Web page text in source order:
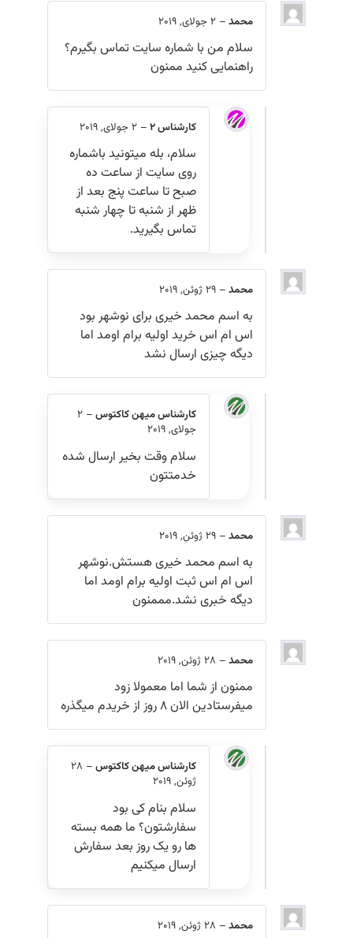
محمد–2 جولای, 2019
سلام من با شماره سایت تماس بگیرم؟
راهنمایی کنید ممنون
کارشناس 2 –2 جولای, 2019
سلام، بله میتونید باشماره
روی سایت از ساعت ده
صبح تا ساعت پنج بعد از
ظهر از شنبه تا چهار شنبه
تماس بگیرید.
محمد–29 ژوئن, 2019
به اسم محمد خیری برای نوشهر بود
اس ام اس خرید اولیه برام اومد اما
دیگه چیزی ارسال نشد
کارشناس میهن کاکتوس–
2
جولای, 2019
سلام وقت بخیر ارسال شده
خدمتتون
محمد–29 ژوئن, 2019
به اسم محمد خیری هستش.نوشهر
اس ام اس ثبت اولیه برام اومد اما
دیگه خبری نشد.مممنون
محمد–28 ژوئن, 2019
ممنون از شما اما معمولا زود
میفرستادین الان 8 روز از خریدم میگذره
کارشناس میهن کاکتوس–
28
سلام بنام کی بود
سفارشتون؟ ما همه بسته
ها رو یک روز بعد سفارش
ارسال میکنیم
محمد–28 ژوئن, 2019